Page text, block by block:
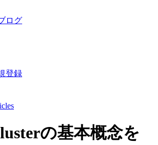
ログ
登録
の基本概念を